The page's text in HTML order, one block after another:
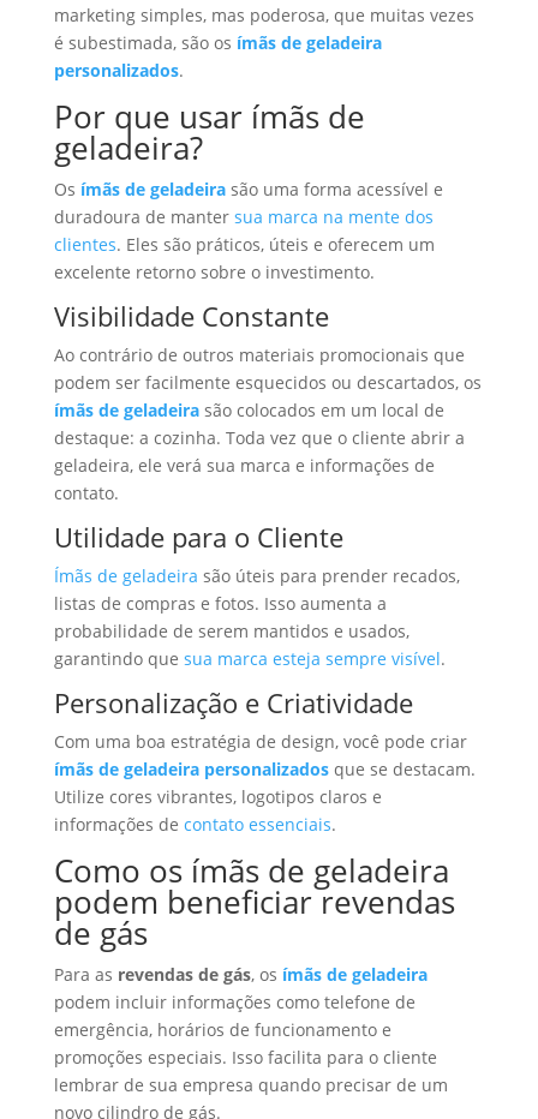
marketing simples, mas poderosa, que muitas vezes
é subestimada, são os ímãs de geladeira
personalizados.
Por que usar ímãs de
geladeira?
Os ímãs de geladeirasão uma forma acessível e
duradoura de manter sua marca na mente dos
clientes. Eles são práticos, úteis e oferecem um
excelente retorno sobre o investimento.
Visibilidade Constante
Ao contrário de outros materiais promocionais que
podem ser facilmente esquecidos ou descartados, os
ímãs de geladeirasão colocados em um local de
destaque: a cozinha. Toda vez que o cliente abrir a
geladeira, ele verá sua marca e informações de
contato.
Utilidade para o Cliente
Ímãs de geladeira são úteis para prender recados,
listas de compras e fotos. Isso aumenta a
probabilidade de serem mantidos e usados,
garantindo que sua marca esteja sempre visível.
Personalização e Criatividade
Com uma boa estratégia de design, você pode criar
ímãs de geladeira personalizadosque se destacam.
Utilize cores vibrantes, logotipos claros e
informações de contato essenciais.
Como os ímãs de geladeira
podem beneficiar revendas
de gás
Para as revendas de gás, os ímãs de geladeira
podem incluir informações como telefone de
emergência, horários de funcionamento e
promoções especiais. Isso facilita para o cliente
lembrar de sua empresa quando precisar de um
novo cilindro de gás.